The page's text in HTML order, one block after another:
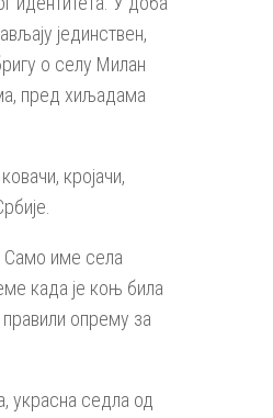
јединствен,
о селу Милан
пред хиљадама
кројачи,
Само име села
када је коњ била
правили опрему за
украсна седла од